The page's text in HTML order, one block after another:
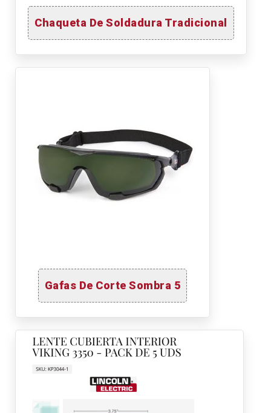
Chaqueta De Soldadura Tradicional
Gafas De Corte Sombra 5